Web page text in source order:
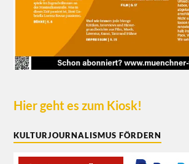
Hier geht es zum Kiosk!
KULTURJOURNALISMUS FÖRDERN